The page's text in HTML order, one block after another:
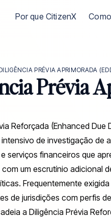
inicial da CitizenX
Por que CitizenX
PRÉVIA APRIMORADA
Prévia
Reforçada (Enhanced Due
intensivo de investigação de
serviços financeiros que
um escrutínio adicional
Frequentemente
de jurisdições com perfis
a Diligência Prévia